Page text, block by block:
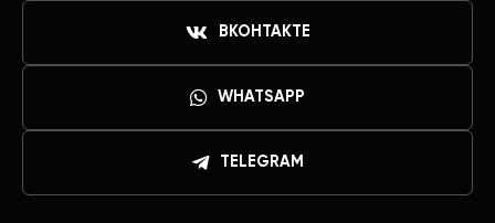
ВКОНТАКТЕ
WHATSAPP
TELEGRAM